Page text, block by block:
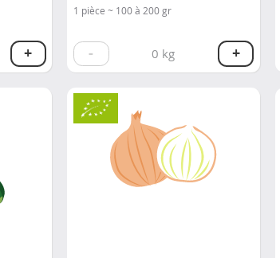
+
1 pièce ~ 100 à 200 gr
- 0 kg +